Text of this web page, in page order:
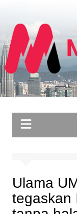
content
Ulama
tegaskan